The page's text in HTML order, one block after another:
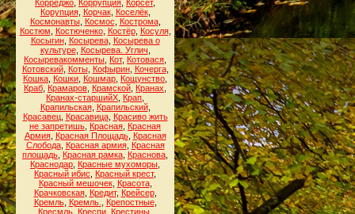
Корреджо Коррупция Корсет,
Корупция, Корчак, Коселёк,
Космонавты, Космос Кострома,
Костюм
Костюченко, Костёр, Косуля,
Косыгин, Косырева, Косырева о
культуре, Косырева. Углич
Косыревакомменты Кот, Котовася
Котовский, Коты, Кофырин, Кочерга,
Кошка Кошки Кошмар Кощунство
Краб Крамаров Крамской Кранах
Кранах-старшийХ Крап
Крапильская, Крапильский,
Красавец, Красавица, Красиво жить
не запретишь Красная Красная
Армия, Красная Площадь, Красная
Слобода, Красная армия, Красная
площадь Красная рамка Краснова
Краснодар Красные мухоморы
Красный ибис
Красный крест,
Красный мешочек, Красота,
Крачковская, Кредит, Крейсер,
Кремль, Кремль. Крепостные,
Кресмль Креспи Крестины